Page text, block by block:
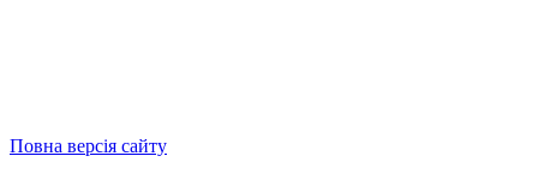
Повна версія сайту